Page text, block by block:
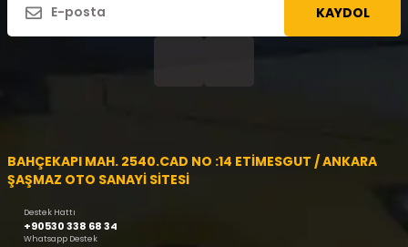
KAYDOL
BAHÇEKAPI MAH. 2540.CAD NO :14 ETİMESGUT / ANKARA
ŞAŞMAZ OTO SANAYİ SİTESİ
Destek Hattı
+90530 338 68 34
Whatsapp Destek